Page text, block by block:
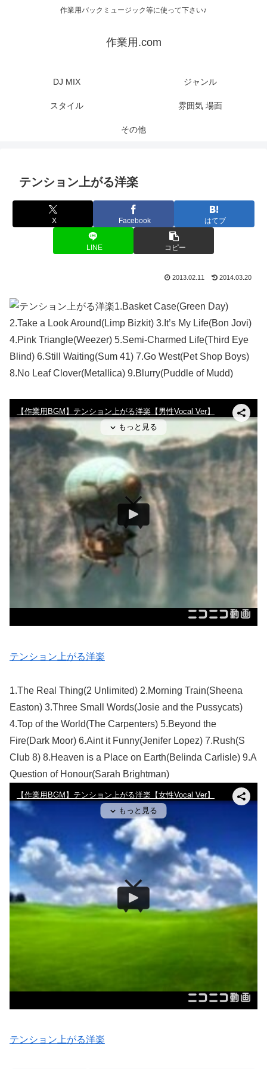
作業用バックミュージック等に使って下さい♪
作業用.com
DJ MIX ジャンル
スタイル 雰囲気 場面
その他
テンション上がる洋楽
X Facebook はてブ
LINE コピー
2013.02.11 2014.03.20
1.Basket Case(Green Day)
2.Take a Look Around(Limp Bizkit) 3.It’s My Life(Bon Jovi)
4.Pink Triangle(Weezer) 5.Semi-Charmed Life(Third Eye
Blind) 6.Still Waiting(Sum 41) 7.Go West(Pet Shop Boys)
8.No Leaf Clover(Metallica) 9.Blurry(Puddle of Mudd)
テンション上がる洋楽
1.The Real Thing(2 Unlimited) 2.Morning Train(Sheena
Easton) 3.Three Small Words(Josie and the Pussycats)
4.Top of the World(The Carpenters) 5.Beyond the
Fire(Dark Moor) 6.Aint it Funny(Jenifer Lopez) 7.Rush(S
Club 8) 8.Heaven is a Place on Earth(Belinda Carlisle) 9.A
Question of Honour(Sarah Brightman)
テンション上がる洋楽